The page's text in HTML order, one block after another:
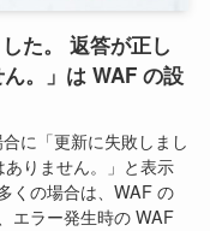
た。 返答が正し
。」は WAF の設
に「更新に失敗しまし
りません。」と表示
くの場合は、WAF の
エラー発生時の WAF